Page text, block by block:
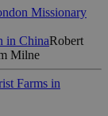
Missionary
in ChinaRobert
Milne